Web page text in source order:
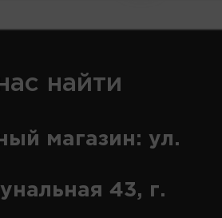
найти
магазин: ул.
43, г.